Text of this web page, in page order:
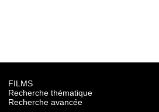
FILMS
Recherche thématique
Recherche avancée